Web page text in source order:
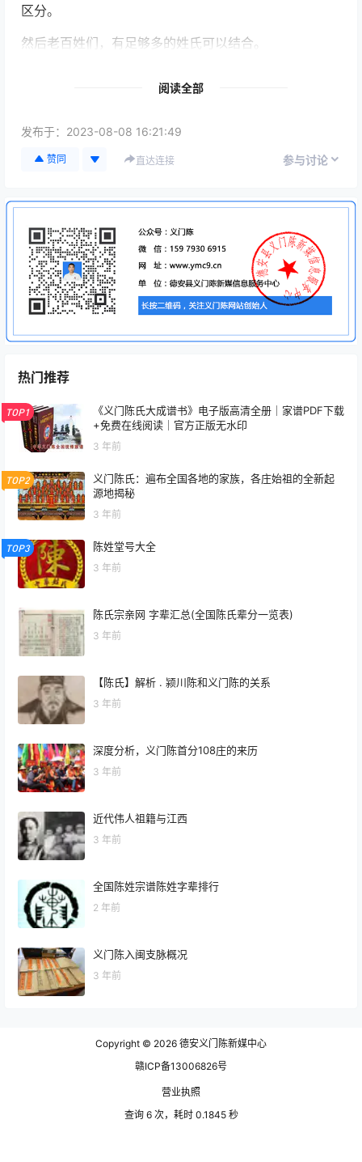
区分。
然后老百姓们，有足够多的姓氏可以结合。
姓氏可以变出来，比如某些孤儿院，给小孩的姓“党”。
按照当前法律，是可以改姓的。
根据《姓名登记条例(初稿)》第十七条 有下列情形之一
的，可以申请办理姓氏变更登记：
（一）因血缘关系成立，变更为父姓或者母姓或者父母
双方姓氏的；
（二）因收养关系成立，变更为养父姓氏或者养母姓氏
（三）因收养关系终止，恢复收养前姓氏的；
（五）因婚姻关系终止，恢复婚前姓氏的；
婚前姓氏的；
（七）因父母再婚，未成年子女变更为继父姓氏或者继
母姓氏或者再婚父母双方姓氏的；
（八）因入赘关系成立，男方变更为女方姓氏的；
（九）因入赘关系终止，男方恢复原姓氏的；
（十）公民出家或者出家人还俗，变更为法名或者原姓
名的；
（十一）因其他特殊原因的。
第十八条 有下列情形之一的，可以申请办理名字变更登
记：
（一）同时在同一单位工作或者在同一学校学习姓名相
同的；
（二）与社会知名人士姓名相同的；
（三）与声名狼藉人员姓名相同的；
（五）名字粗俗、怪异的；
（六）名字难认、难写的；
（七）名字可能造成性别混淆或者误解的；
者原姓名的；
（九）因其他特殊原因的。
符合以上原因的都可以申请更改姓名。具体方法如下：
定办理：18周岁以上公民需要变更姓名时，由本人向户
口登记机关申请变更登记。
到司法局拿公证书，然后带上户口本身份证原件及复印
件，并写一份申请。前往户籍所在地派出所办理，派出
所将材料办妥后将递交公安局，一个星期后就会有结
果。
其中“因其他特殊原因的。”这个变量就很大了，涵盖未来
所有的可能性。
《康熙字典》收录汉字47035个，不怕姓氏不够用。
假如姓氏会消亡，以后人们用身份证号码互相称呼么？
比如，“哎，12345678958984，今天的
阅读全部
发布于： 2023-08-08 16:21:49
赞同 直达连接 参与讨论
热门推荐
TOP1
《义门陈氏大成谱书》电子版高清全册｜家谱PDF下载
+免费在线阅读｜官方正版无水印
3 年前
TOP2
义门陈氏：遍布全国各地的家族，各庄始祖的全新起
源地揭秘
3 年前
TOP3 陈姓堂号大全
3 年前
陈氏宗亲网 字辈汇总(全国陈氏辈分一览表)
3 年前
【陈氏】解析 . 颍川陈和义门陈的关系
3 年前
深度分析，义门陈首分108庄的来历
3 年前
近代伟人祖籍与江西
3 年前
全国陈姓宗谱陈姓字辈排行
2 年前
义门陈入闽支脉概况
3 年前
Copyright © 2026 德安义门陈新媒中心
赣ICP备13006826号
营业执照
查询 6 次，耗时 0.1845 秒